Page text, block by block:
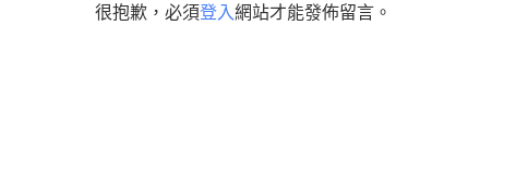
很抱歉，必須登入網站才能發佈留言。